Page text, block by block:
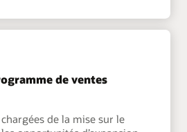
de ventes
de la mise sur le